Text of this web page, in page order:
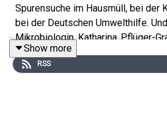
Spurensuche im Hausmüll, bei der
bei der Deutschen Umwelthilfe.
Mikrobiologin Katharina Pflüger-
Hilfe von zwei Bakterienarten
von Licht und CO". Ist Bioplastik
Show more
RSS